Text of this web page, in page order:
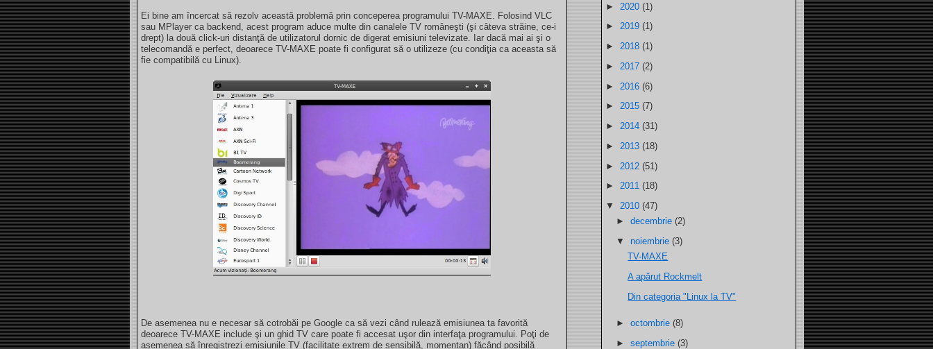
Ei bine am încercat să rezolv această problemă prin conceperea programului TV-MAXE. Folosind VLC
sau MPlayer ca backend, acest program aduce multe din canalele TV româneşti (şi câteva străine, ce-i
drept) la două click-uri distanţă de utilizatorul dornic de digerat emisiuni televizate. Iar dacă mai ai şi o
telecomandă e perfect, deoarece TV-MAXE poate fi configurat să o utilizeze (cu condiţia ca aceasta să
fie compatibilă cu Linux).
De asemenea nu e necesar să cotrobăi pe Google ca să vezi când rulează emisiunea ta favorită
deoarece TV-MAXE include şi un ghid TV care poate fi accesat uşor din interfaţa programului. Poţi de
asemenea să înregistrezi emisiunile TV (facilitate extrem de sensibilă, momentan) făcând posibilă
► 2020 (1)
► 2019 (1)
► 2018 (1)
► 2017 (2)
► 2016 (6)
► 2015 (7)
► 2014 (31)
► 2013 (18)
► 2012 (51)
► 2011 (18)
▼ 2010 (47)
►decembrie(2)
▼noiembrie(3)
TV-MAXE
A apărut Rockmelt
Din categoria "Linux la TV"
►octombrie(8)
►septembrie(3)